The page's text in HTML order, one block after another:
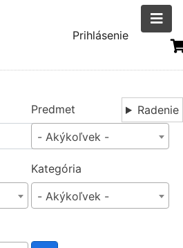
Menu
Prihlásenie
Predmet
- Akýkoľvek -
Kategória
- Akýkoľvek -
Radenie